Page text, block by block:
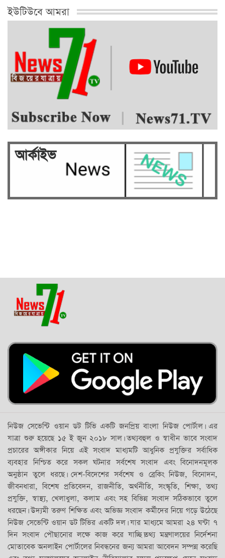
ইউটিউবে আমরা
আর্কাইভ
নিউজ সেভেন্টি ওয়ান ডট টিভি একটি জনপ্রিয় বাংলা নিউজ পোর্টাল। এর
যাত্রা শুরু হয়েছে ১৫ ই জুন ২০১৮ সাল। তথ্যবহুল ও স্বাধীন ভাবে সংবাদ
প্রচারের অঙ্গীকার নিয়ে এই সংবাদ মাধ্যমটি আধুনিক প্রযুক্তির সর্বাধিক
ব্যবহার নিশ্চিত করে সকল ঘটনার সর্বশেষ সংবাদ এবং বিনোদনমূলক
অনুষ্ঠান তুলে ধরছে। দেশ-বিদেশের সর্বশেষ ও ব্রেকিং নিউজ, বিনোদন,
জীবনধারা, বিশেষ প্রতিবেদন, রাজনীতি, অর্থনীতি, সংস্কৃতি, শিক্ষা, তথ্য
প্রযুক্তি, স্বাস্থ্য, খেলাধুলা, কলাম এবং সহ বিভিন্ন সংবাদ সঠিকভাবে তুলে
ধরছেন। উদ্যমী তরুণ শিক্ষিত এবং অভিজ্ঞ সংবাদ কর্মীদের নিয়ে গড়ে উঠেছে
নিউজ সেভেন্টি ওয়ান ডট টিভির একটি দল। যার মাধ্যমে আমরা ২৪ ঘন্টা ৭
দিন সংবাদ পৌছানোর লক্ষে কাজ করে যাচ্ছি।তথ্য মন্ত্রণালয়ের নির্দেশনা
মোতাবেক অনলাইন পোর্টালের নিবন্ধনের জন্য আমরা আবেদন সম্পন্ন করেছি